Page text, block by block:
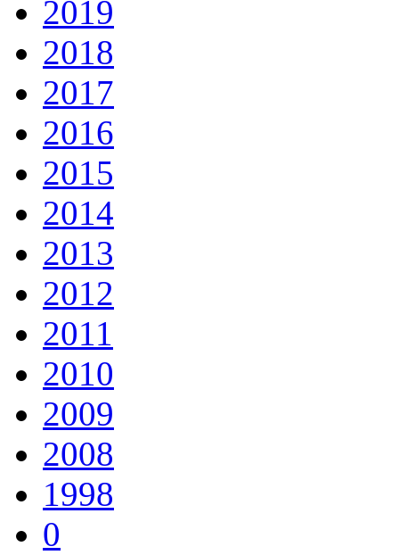
2019
2018
2017
2016
2015
2014
2013
2012
2011
2010
2009
2008
1998
0